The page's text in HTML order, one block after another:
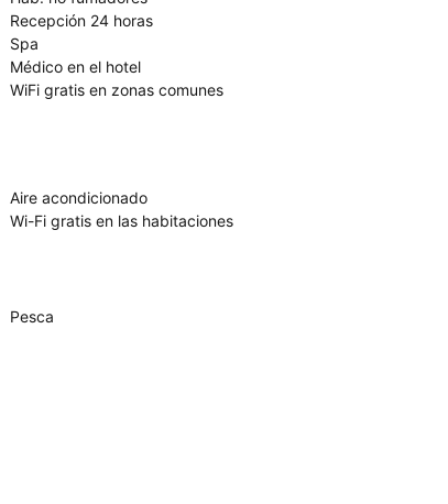
Recepción 24 horas
Spa
Médico en el hotel
WiFi gratis en zonas comunes
Aire acondicionado
Wi-Fi gratis en las habitaciones
Pesca